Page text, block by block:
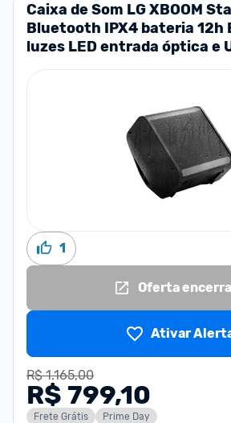
Caixa de Som LG XBOOM
Bluetooth IPX4 bateria 12h
luzes LED entrada óptica e
1
Oferta
Ativar
R$ 1.165,00
R$ 799,10
Frete Grátis Prime Day